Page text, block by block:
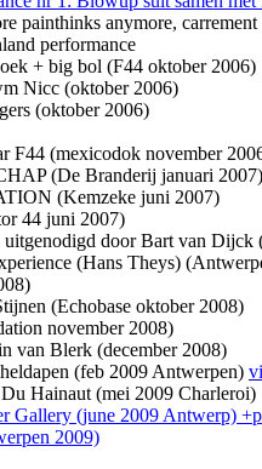
painthinks anymore, carrement
performance
+ big bol (F44 oktober 2006)
Nicc (oktober 2006)
(oktober 2006)
(mexicodok november
(De Branderij januari 2007)
(Kemzeke juni 2007)
44 juni 2007)
door Bart van Dijck
(Hans Theys)
(Echobase oktober 2008)
november 2008)
Blerk (december 2008)
(feb 2009 Antwerpen)
Hainaut (mei 2009 Charleroi)
Gallery (june 2009 Antwerp)
2009)